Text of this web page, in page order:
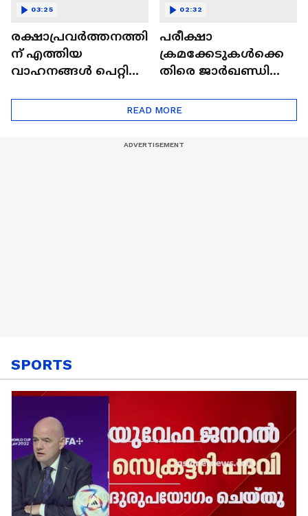
രക്ഷാപ്രവർത്തനത്തി
ന് എത്തിയ
വാഹനങ്ങൾ പെറ്റി
സസ്പെൻഡ്
03:25
പരീക്ഷാ
ക്രമക്കേടുകൾക്കെ
തിരെ ജാർഖണ്ഡിലെ
17ാം ദിവസത്തിലേക്ക്|
Jharkhand | Protest
02:32
READ MORE
SPORTS